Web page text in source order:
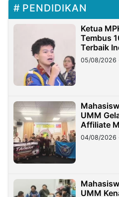
PENDIDIKAN
Ketua
Tembus
Terbaik
05/08/2026
UMM
Affiliate
Migran
04/08/2026
UMM